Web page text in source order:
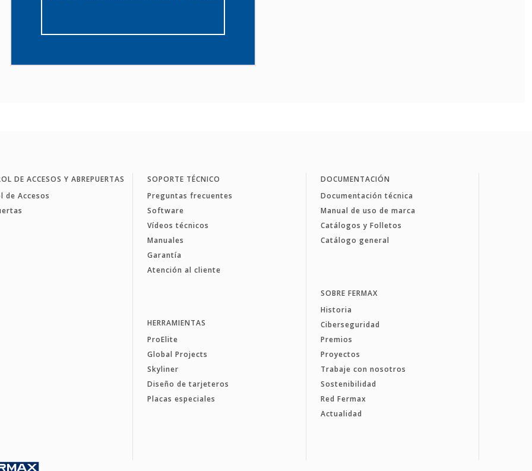
DE ACCESOS Y ABREPUERTAS
de Accesos
SOPORTE TÉCNICO
Preguntas frecuentes
Software
Vídeos técnicos
Manuales
Garantía
Atención al cliente
HERRAMIENTAS
ProElite
Global Projects
Skyliner
Diseño de tarjeteros
Placas especiales
DOCUMENTACIÓN
Documentación técnica
Manual de uso de marca
Catálogos y Folletos
Catálogo general
SOBRE FERMAX
Historia
Ciberseguridad
Premios
Proyectos
Trabaje con nosotros
Sostenibilidad
Red Fermax
Actualidad